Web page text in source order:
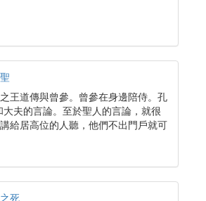
王道傳與曾參。曾參在身邊陪侍。孔
夫的言論。至於聖人的言論，就很
給居高位的人聽，他們不出門戶就可
死